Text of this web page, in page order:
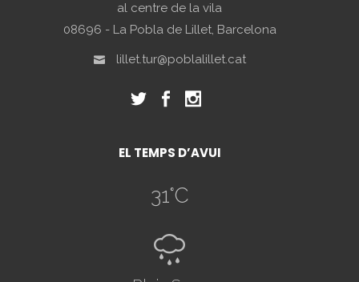
al centre de la vila
08696 - La Pobla de Lillet, Barcelona
lillet.tur@poblalillet.cat
EL TEMPS D’AVUI
31°C
R